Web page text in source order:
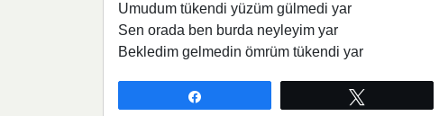
Umudum tükendi yüzüm gülmedi yar
Sen orada ben burda neyleyim yar
Bekledim gelmedin ömrüm tükendi yar